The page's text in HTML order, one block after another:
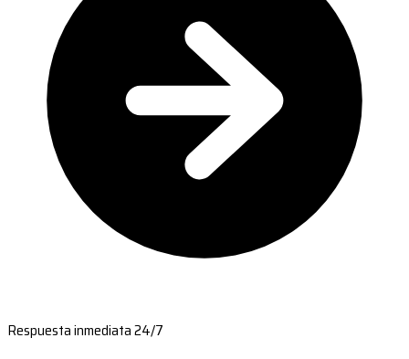
Respuesta inmediata 24/7